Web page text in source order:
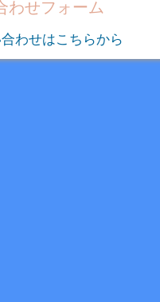
わせフォーム
わせはこちらから